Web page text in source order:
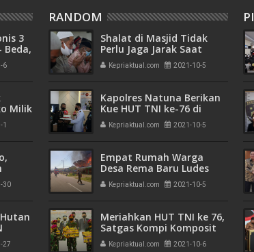
3
Beda,
8
dan
6
Milik
PT
1
30
27
RANDOM
Shalat di Masjid Tidak
Perlu Jaga Jarak Saat
PPKM Level I
Kepriaktual.com 2021-10-5
Kapolres Natuna Berikan
Kue HUT TNI ke-76 di
Mako Lanal Ranai
Kepriaktual.com 2021-10-5
Empat Rumah Warga
Desa Rema Baru Ludes
Diterkam Sijago Merah
Kepriaktual.com 2021-10-5
Meriahkan HUT TNI ke 76,
Satgas Kompi Komposit
Marinir Natuna Gelar
Kepriaktual.com 2021-10-6